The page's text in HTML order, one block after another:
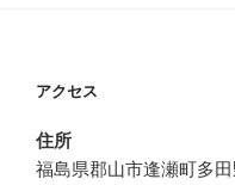
アクセス
住所
福島県郡山市逢瀬